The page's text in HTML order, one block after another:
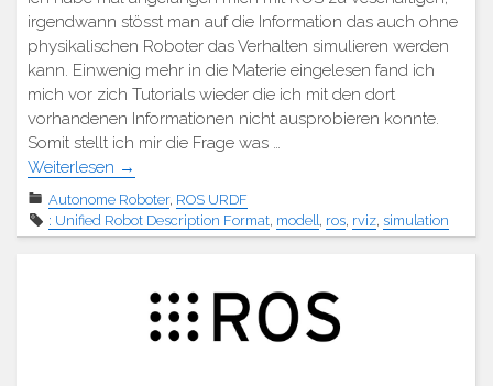
irgendwann stösst man auf die Information das auch ohne
physikalischen Roboter das Verhalten simulieren werden
kann. Einwenig mehr in die Materie eingelesen fand ich
mich vor zich Tutorials wieder die ich mit den dort
vorhandenen Informationen nicht ausprobieren konnte.
Somit stellt ich mir die Frage was …
Weiterlesen →
Autonome Roboter, ROS URDF
: Unified Robot Description Format modell ros rviz simulation